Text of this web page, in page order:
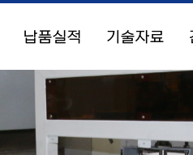
납품실적 기술자료